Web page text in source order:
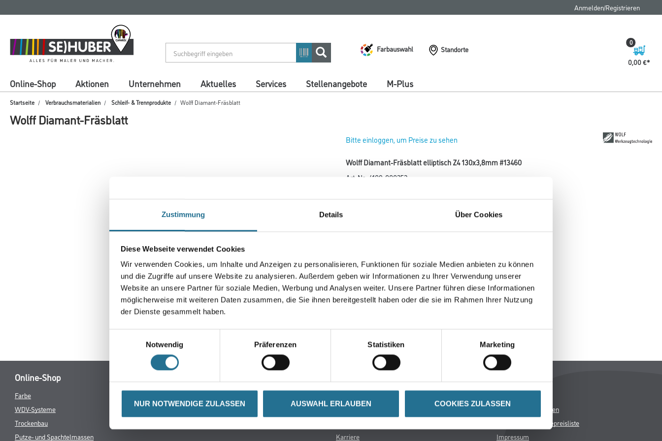
Zustimmung Details Über Cookies
Diese Webseite verwendet Cookies
Wir verwenden Cookies, um Inhalte und Anzeigen zu personalisieren, Funktionen für soziale Medien anbieten zu können
und die Zugriffe auf unsere Website zu analysieren. Außerdem geben wir Informationen zu Ihrer Verwendung unserer
Website an unsere Partner für soziale Medien, Werbung und Analysen weiter. Unsere Partner führen diese Informationen
möglicherweise mit weiteren Daten zusammen, die Sie ihnen bereitgestellt haben oder die sie im Rahmen Ihrer Nutzung
der Dienste gesammelt haben.
Notwendig
Präferenzen Statistiken Marketing
NUR NOTWENDIGE ZULASSEN AUSWAHL ERLAUBEN COOKIES ZULASSEN
springen
springen
Anmelden/Registrieren
Farbauswahl
Standorte
0,00 €
0
Online-Shop Aktionen Unternehmen Aktuelles Services Stellenangebote M-Plus
Startseite Verbrauchsmaterialien Schleif- & Trennprodukte Wolff Diamant-Fräsblatt
Wolff Diamant-Fräsblatt
Bitte einloggen, um Preise zu sehen
Wolff Diamant-Fräsblatt elliptisch Z4 130x3,8mm #13460
Art-Nr.: 4109-000253
Durchmesser in millimeter
Online-Shop
Farbe
WDV-Systeme
Trockenbau
Putze- und Spachtelmassen
Aktuelles
Karriere
Nutzungsbedingungen
Logistik- und Servicepreisliste
Impressum